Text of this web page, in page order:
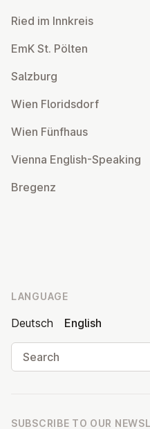
Ried im Innkreis
EmK St. Pölten
Salzburg
Wien Flor­idsdorf
Wien Fünfhaus
Vienna English-Speaking
Bregenz
LANGUAGE
Deutsch
English
Search
SUBSCRIBE TO OUR